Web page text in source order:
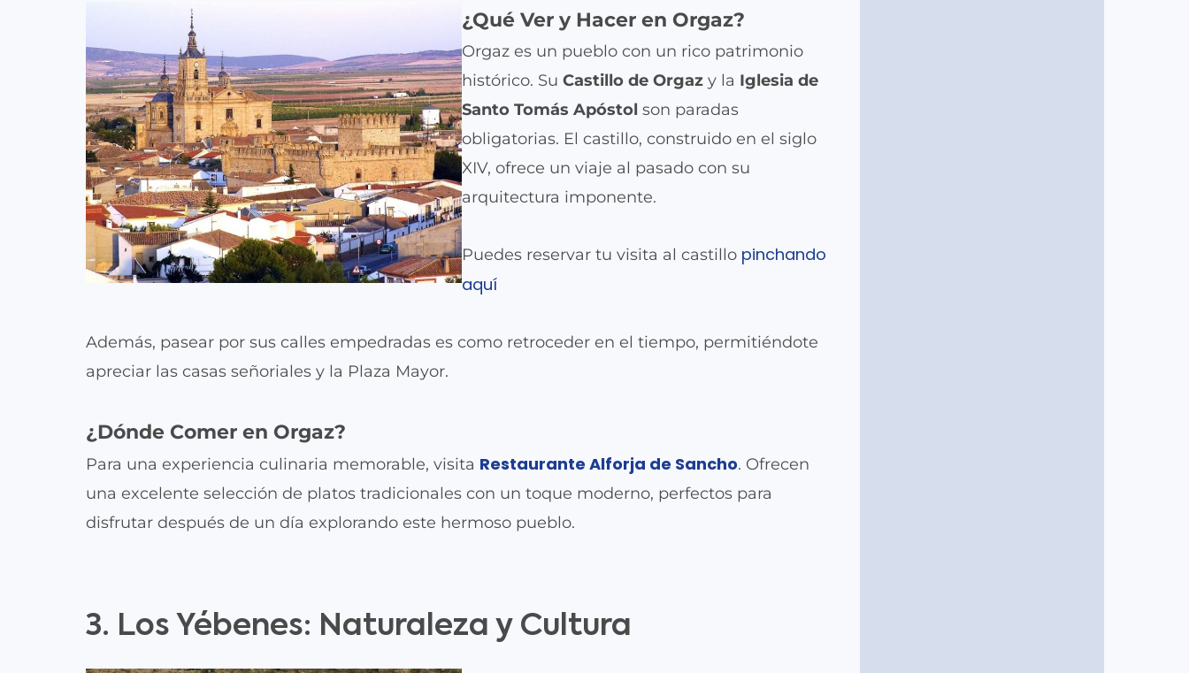
¿Qué Ver y Hacer en Orgaz?
Orgaz es un pueblo con un rico patrimonio
histórico. Su Castillo de Orgaz y la Iglesia de
Santo Tomás Apóstol son paradas
obligatorias. El castillo, construido en el siglo
XIV, ofrece un viaje al pasado con su
arquitectura imponente.
Puedes reservar tu visita al castillo pinchando
aquí
Además, pasear por sus calles empedradas es como retroceder en el tiempo, permitiéndote
apreciar las casas señoriales y la Plaza Mayor.
¿Dónde Comer en Orgaz?
Para una experiencia culinaria memorable, visita Restaurante Alforja de Sancho. Ofrecen
una excelente selección de platos tradicionales con un toque moderno, perfectos para
disfrutar después de un día explorando este hermoso pueblo.
3. Los Yébenes: Naturaleza y Cultura